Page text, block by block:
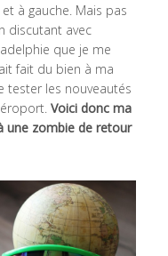
à gauche. Mais pas
discutant avec
que je me
fait du bien à ma
tester les nouveautés
Voici donc ma
une zombie de retour